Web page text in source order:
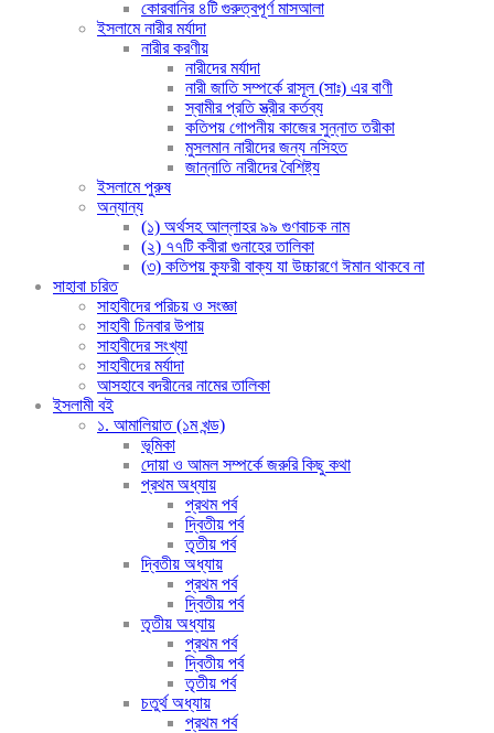
কোরবানির ৪টি গুরুত্বপূর্ণ মাসআলা
ইসলামে নারীর মর্যাদা
নারীর করণীয়
নারীদের মর্যাদা
নারী জাতি সম্পর্কে রাসূল (সাঃ) এর বাণী
স্বামীর প্রতি স্ত্রীর কর্তব্য
কতিপয় গোপনীয় কাজের সুন্নাত তরীকা
মুসলমান নারীদের জন্য নসিহত
জান্নাতি নারীদের বৈশিষ্ট্য
ইসলামে পুরুষ
অন্যান্য
(১) অর্থসহ আল্লাহর ৯৯ গুণবাচক নাম
(২) ৭৭টি কবীরা গুনাহের তালিকা
(৩) কতিপয় কুফরী বাক্য যা উচ্চারণে ঈমান থাকবে না
সাহাবা চরিত
সাহাবীদের পরিচয় ও সংজ্ঞা
সাহাবী চিনবার উপায়
সাহাবীদের সংখ্যা
সাহাবীদের মর্যাদা
আসহাবে বদরীনের নামের তালিকা
ইসলামী বই
১. আমালিয়াত (১ম খন্ড)
ভূমিকা
দোয়া ও আমল সম্পর্কে জরুরি কিছু কথা
প্রথম অধ্যায়
প্রথম পর্ব
দ্বিতীয় পর্ব
তৃতীয় পর্ব
দ্বিতীয় অধ্যায়
প্রথম পর্ব
দ্বিতীয় পর্ব
তৃতীয় অধ্যায়
প্রথম পর্ব
দ্বিতীয় পর্ব
তৃতীয় পর্ব
চতুর্থ অধ্যায়
প্রথম পর্ব